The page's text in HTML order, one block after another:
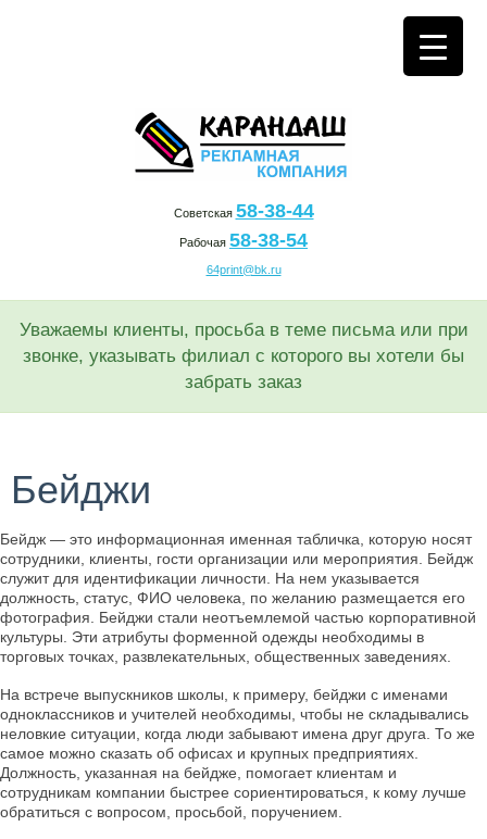
Советская 58-38-44
Рабочая 58-38-54
64print@bk.ru
Уважаемы клиенты, просьба в теме письма или при
звонке, указывать филиал с которого вы хотели бы
забрать заказ
Бейджи
Бейдж — это информационная именная табличка, которую носят
сотрудники, клиенты, гости организации или мероприятия. Бейдж
служит для идентификации личности. На нем указывается
должность, статус, ФИО человека, по желанию размещается его
фотография. Бейджи стали неотъемлемой частью корпоративной
культуры. Эти атрибуты форменной одежды необходимы в
торговых точках, развлекательных, общественных заведениях.
На встрече выпускников школы, к примеру, бейджи с именами
одноклассников и учителей необходимы, чтобы не складывались
неловкие ситуации, когда люди забывают имена друг друга. То же
самое можно сказать об офисах и крупных предприятиях.
Должность, указанная на бейдже, помогает клиентам и
сотрудникам компании быстрее сориентироваться, к кому лучше
обратиться с вопросом, просьбой, поручением.